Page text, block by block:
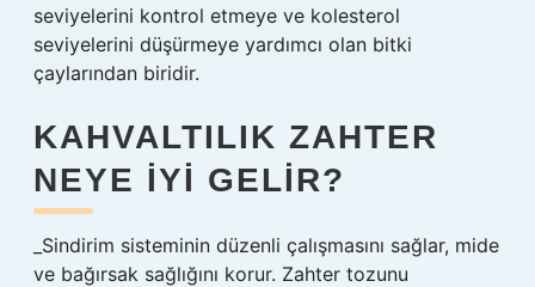
seviyelerini kontrol etmeye ve kolesterol
seviyelerini düşürmeye yardımcı olan bitki
çaylarından biridir.
KAHVALTILIK ZAHTER
NEYE IYI GELIR?
_Sindirim sisteminin düzenli çalışmasını sağlar, mide
ve bağırsak sağlığını korur. Zahter tozunu